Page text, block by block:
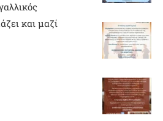
και μαζί